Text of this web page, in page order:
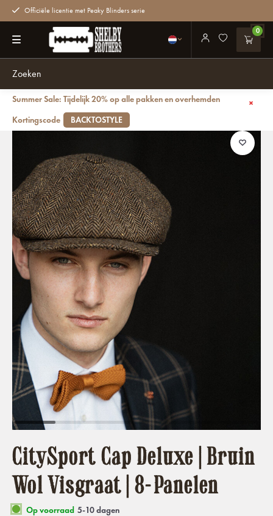
Officiële licentie met Peaky Blinders serie
0
Summer Sale: Tijdelijk 20% op alle pakken en overhemden
Kortingscode
BACKTOSTYLE
CitySport Cap Deluxe | Bruin Wol Visgraat | 8-Panelen
CitySport Cap Deluxe | Bruin
Wol Visgraat | 8-Panelen
Op voorraad 5-10 dagen